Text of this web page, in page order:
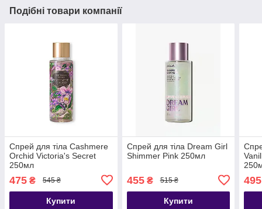
Подібні товари компанії
Спрей для тіла Cashmere
Orchid Victoria's Secret
250мл
475 ₴ 545 ₴
Купити
Спрей для тіла Dream Girl
Shimmer Pink 250мл
455₴ 515 ₴
Купити
495